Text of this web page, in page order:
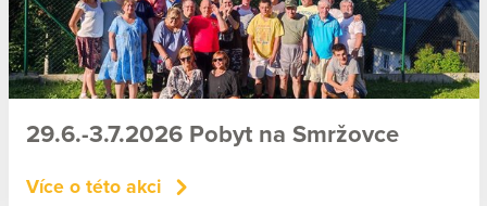
29.6.-3.7.2026 Pobyt na Smržovce
Více o této akci